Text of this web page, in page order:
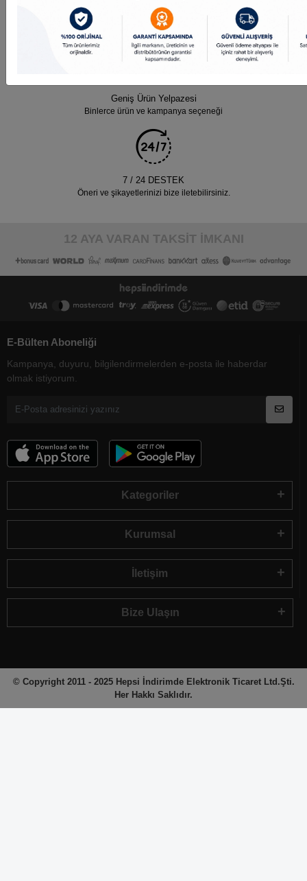
Güvenli Alışveriş
Güvenli ve kolay ödeme sistemi
Geniş Ürün Yelpazesi
Binlerce ürün ve kampanya seçeneği
7 / 24 DESTEK
Öneri ve şikayetlerinizi bize iletebilirsiniz.
12 AYA VARAN TAKSİT İMKANI
E-Bülten Aboneliği
Kampanya, duyuru, bilgilendirmelerden e-posta ile haberdar
olmak istiyorum.
Kategoriler
Kurumsal
İletişim
Bize Ulaşın
© Copyright 2011 - 2025 Hepsi İndirimde Elektronik Ticaret Ltd.Şti.
Her Hakkı Saklıdır.